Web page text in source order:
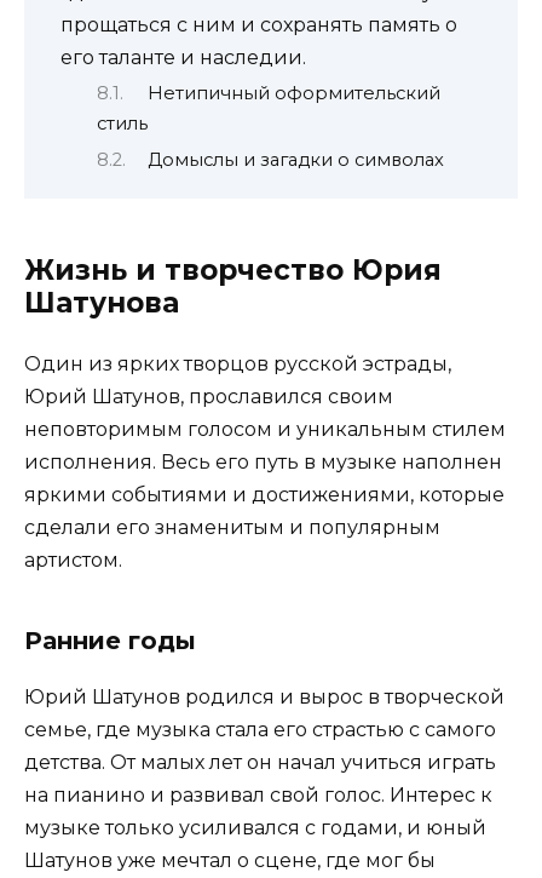
прощаться с ним и сохранять память о
его таланте и наследии.
Нетипичный оформительский
стиль
Домыслы и загадки о символах
Жизнь и творчество Юрия
Шатунова
Один из ярких творцов русской эстрады,
Юрий Шатунов, прославился своим
неповторимым голосом и уникальным стилем
исполнения. Весь его путь в музыке наполнен
яркими событиями и достижениями, которые
сделали его знаменитым и популярным
артистом.
Ранние годы
Юрий Шатунов родился и вырос в творческой
семье, где музыка стала его страстью с самого
детства. От малых лет он начал учиться играть
на пианино и развивал свой голос. Интерес к
музыке только усиливался с годами, и юный
Шатунов уже мечтал о сцене, где мог бы